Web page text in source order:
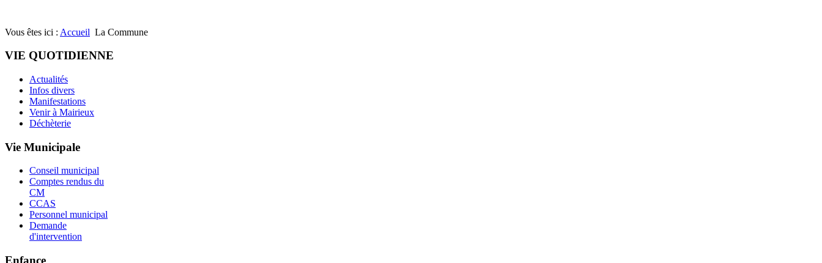
Vous êtes ici : Accueil La Commune
VIE QUOTIDIENNE
Actualités
Infos divers
Manifestations
Venir à Mairieux
Déchèterie
Vie Municipale
Conseil municipal
Comptes rendus du
CM
CCAS
Personnel municipal
Demande
d'intervention
Enfance